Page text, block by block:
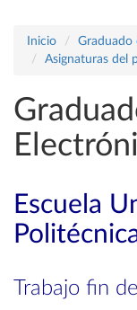
Inicio
Graduado
Asignaturas del
Escuela
Trabajo fin